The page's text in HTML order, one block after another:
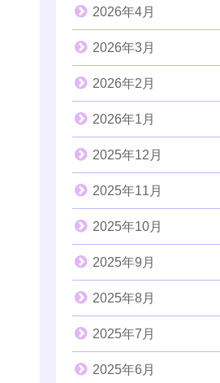
2026年4月
2026年3月
2026年2月
2026年1月
2025年12月
2025年11月
2025年10月
2025年9月
2025年8月
2025年7月
2025年6月